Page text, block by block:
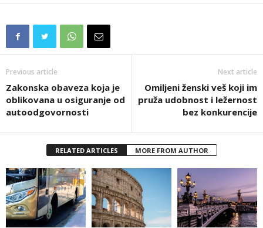
Previous article
Zakonska obaveza koja je
oblikovana u osiguranje od
autoodgovornosti
Next article
Omiljeni ženski veš koji im
pruža udobnost i ležernost
bez konkurencije
RELATED ARTICLES MORE FROM AUTHOR